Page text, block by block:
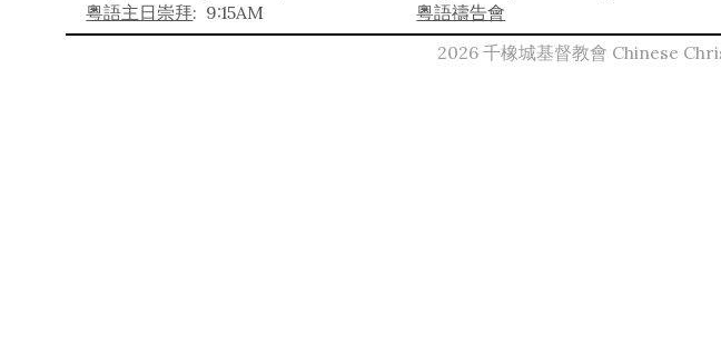
粵語主日崇拜: 9:15AM
粵語禱告會
2026 千橡城基督教會 Chinese